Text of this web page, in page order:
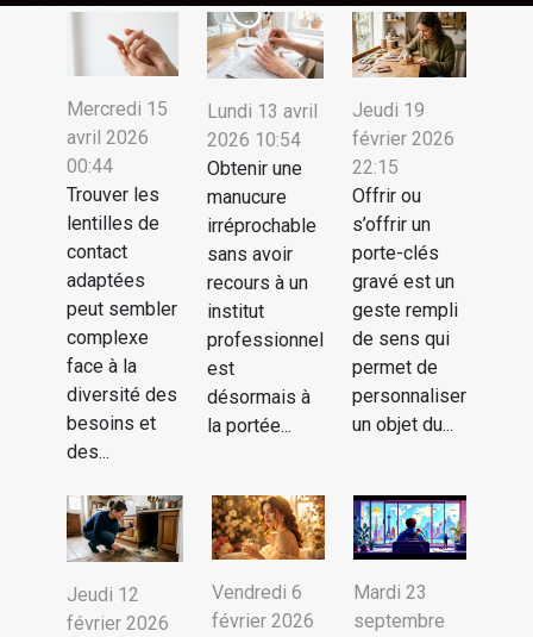
audiovisuelle
projet réussi
Mercredi 15
avril 2026
00:44
Trouver les
lentilles de
contact
adaptées
peut sembler
complexe
face à la
diversité des
besoins et
des...
Lundi 13 avril
2026 10:54
Obtenir une
manucure
irréprochable
sans avoir
recours à un
institut
professionnel
est
désormais à
la portée...
Jeudi 19
février 2026
22:15
Offrir ou
s’offrir un
porte-clés
gravé est un
geste rempli
de sens qui
permet de
personnaliser
un objet du...
Jeudi 12
février 2026
Vendredi 6
février 2026
Mardi 23
septembre
portables
propriétés résidentielles
d'événements
revêtements en pierre
Romande
domestiques
événements
développement émotionnel et
intellectuel des enfants
partager des centres d'intérêt
spécifiques
esthétique optimales
pirates pour les enfants